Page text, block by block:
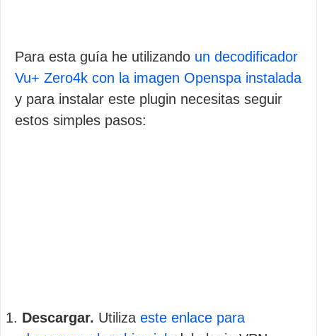
Para esta guía he utilizando un decodificador
Vu+ Zero4k con la imagen Openspa instalada
y para instalar este plugin necesitas seguir
estos simples pasos:
Descargar. Utiliza este enlace para